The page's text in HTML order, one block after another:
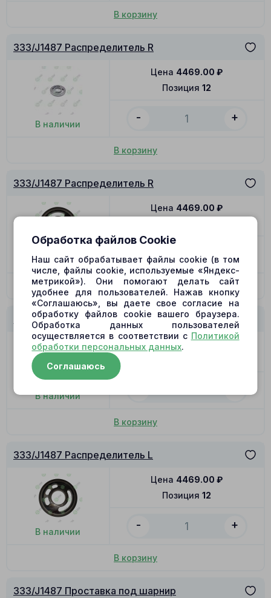
В корзину
333/J1487 Распределитель R
В наличии
Позиция 12
Цена 4469.00 ₽
- +
В корзину
333/J1487 Распределитель R
В наличии
Цена 4469.00 ₽
В корзину
333/J1487 Распределитель L (Биметалл)
В наличии
Цена 4469.00₽
В корзину
333/J1487 Распределитель L
В наличии
Позиция 12
Цена 4469.00 ₽
- +
В корзину
333/J1487 Проставка под шарнир
Обработка файлов Cookie
Наш сайт обрабатывает файлы cookie (в том
числе, файлы cookie, используемые «Яндекс-
метрикой»). Они помогают делать сайт
удобнее для пользователей. Нажав кнопку
«Соглашаюсь», вы даете свое согласие на
обработку файлов cookie вашего браузера.
Обработка данных пользователей
осуществляется в соответствии с Политикой
обработки персональных данных.
Соглашаюсь